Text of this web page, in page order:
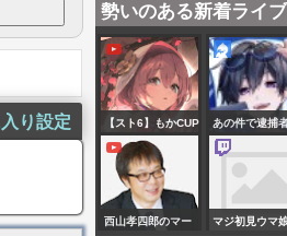
り設定
勢いのある新着ライブ
【スト6】もかCUP
前日・・・！？
トナメみたり
startggおさらい
も！【 ぶいすぽ
あの件で逮捕
が！！！！！
西山孝四郎のマー マジ初見ウマ